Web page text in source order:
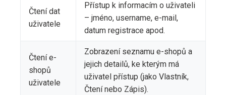
Čtení dat
uživatele
Přístup k informacím o uživateli
– jméno, username, e-mail,
datum registrace apod.
Čtení e-
shopů
uživatele
Zobrazení seznamu e-shopů a
jejich detailů, ke kterým má
uživatel přístup (jako Vlastník,
Čtení nebo Zápis).